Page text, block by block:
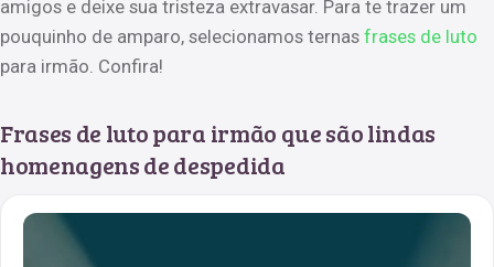
amigos e deixe sua tristeza extravasar. Para te trazer um
pouquinho de amparo, selecionamos ternas frases de luto
para irmão. Confira!
Frases de luto para irmão que são lindas
homenagens de despedida